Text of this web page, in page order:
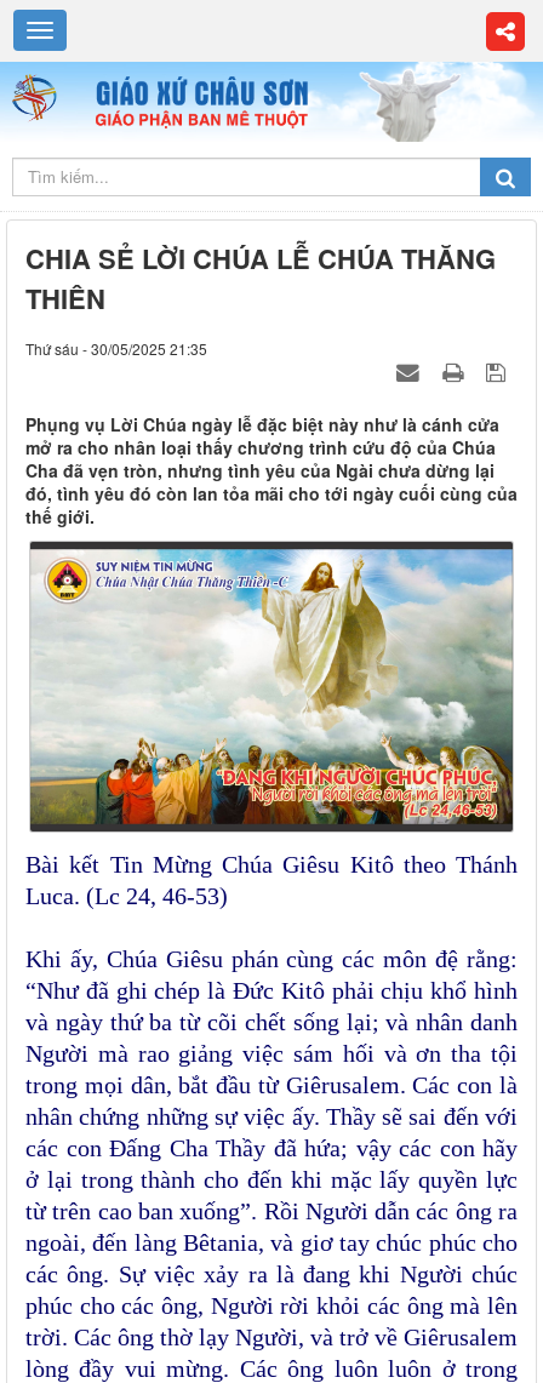
CHIA SẺ LỜI CHÚA LỄ CHÚA THĂNG
THIÊN
Thứ sáu - 30/05/2025 21:35
Phụng vụ Lời Chúa ngày lễ đặc biệt này như là cánh cửa
mở ra cho nhân loại thấy chương trình cứu độ của Chúa
Cha đã vẹn tròn, nhưng tình yêu của Ngài chưa dừng lại
đó, tình yêu đó còn lan tỏa mãi cho tới ngày cuối cùng của
thế giới.
Bài kết Tin Mừng Chúa Giêsu Kitô theo Thánh
Luca. (Lc 24, 46-53)
Khi ấy, Chúa Giêsu phán cùng các môn đệ rằng:
“Như đã ghi chép là Ðức Kitô phải chịu khổ hình
và ngày thứ ba từ cõi chết sống lại; và nhân danh
Người mà rao giảng việc sám hối và ơn tha tội
trong mọi dân, bắt đầu từ Giêrusalem. Các con là
nhân chứng những sự việc ấy. Thầy sẽ sai đến với
các con Ðấng Cha Thầy đã hứa; vậy các con hãy
ở lại trong thành cho đến khi mặc lấy quyền lực
từ trên cao ban xuống”. Rồi Người dẫn các ông ra
ngoài, đến làng Bêtania, và giơ tay chúc phúc cho
các ông. Sự việc xảy ra là đang khi Người chúc
phúc cho các ông, Người rời khỏi các ông mà lên
trời. Các ông thờ lạy Người, và trở về Giêrusalem
lòng đầy vui mừng. Các ông luôn luôn ở trong